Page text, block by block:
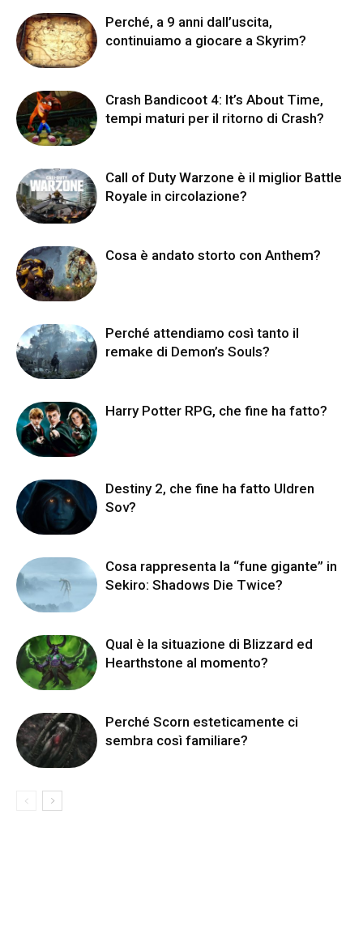
Perché, a 9 anni dall’uscita,
continuiamo a giocare a Skyrim?
Crash Bandicoot 4: It’s About Time,
tempi maturi per il ritorno di Crash?
Call of Duty Warzone è il miglior Battle
Royale in circolazione?
Cosa è andato storto con Anthem?
Perché attendiamo così tanto il
remake di Demon’s Souls?
Harry Potter RPG, che fine ha fatto?
Destiny 2, che fine ha fatto Uldren
Sov?
Cosa rappresenta la “fune gigante” in
Sekiro: Shadows Die Twice?
Qual è la situazione di Blizzard ed
Hearthstone al momento?
Perché Scorn esteticamente ci
sembra così familiare?